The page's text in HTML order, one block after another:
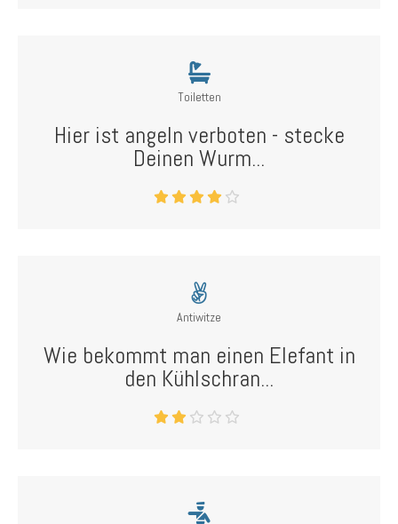
Toiletten
Hier ist angeln verboten - stecke
Deinen Wurm...
Antiwitze
Wie bekommt man einen Elefant in
den Kühlschran...